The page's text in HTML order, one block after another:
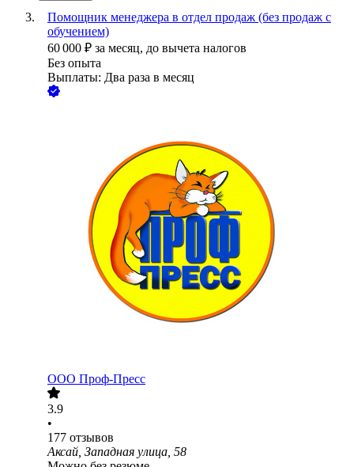
Помощник менеджера в отдел продаж (без продаж с
обучением)
60 000 ₽ за месяц, до вычета налогов
Без опыта
Выплаты: Два раза в месяц
ООО Проф-Пресс
3.9
•
177 отзывов
Аксай, Западная улица, 58